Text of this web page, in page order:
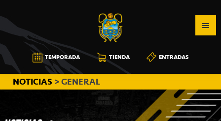
a
la
navegación
principal
al
contenido
principal
a
la
barra
lateral
principal
CB
CANARIAS
TEMPORADA TIENDA ENTRADAS
NOTICIAS > GENERAL